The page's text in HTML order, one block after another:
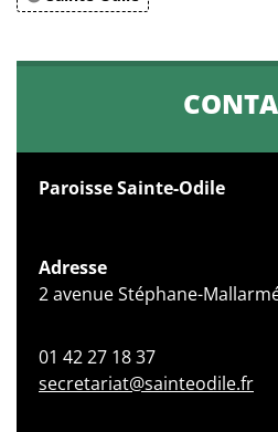
Paroisse Sainte-Odile
Adresse
2 avenue Stéphane-
01 42 27 18 37
secretariat@sainteodile.fr